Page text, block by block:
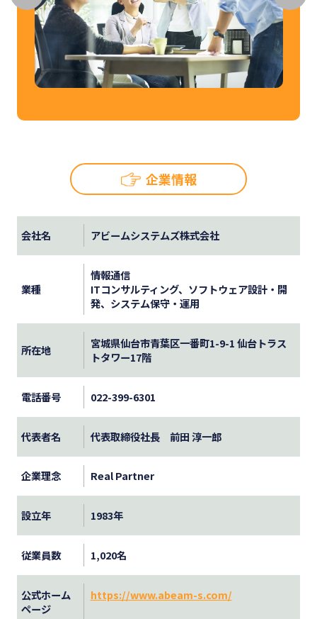
企業情報
会社名 アビームシステムズ株式会社
業種
情報通信
ITコンサルティング、ソフトウェア設計・開
発、システム保守・運用
所在地
宮城県仙台市青葉区一番町1-9-1 仙台トラス
トタワー17階
電話番号 022-399-6301
代表者名 代表取締役社長 前田 淳一郎
企業理念 Real Partner
設立年 1983年
従業員数 1,020名
公式ホーム
ページ
https://www.abeam-s.com/